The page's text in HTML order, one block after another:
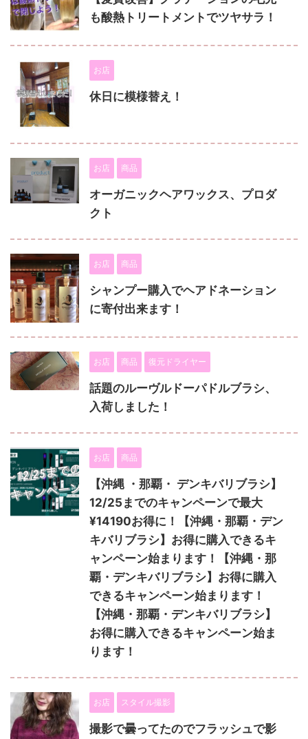
も酸熱トリートメントでツヤサラ！
お店
休日に模様替え！
お店 商品
オーガニックヘアワックス、プロダ
クト
お店 商品
シャンプー購入でヘアドネーション
に寄付出来ます！
お店 商品 復元ドライヤー
話題のルーヴルドーパドルブラシ、
入荷しました！
お店 商品
【沖縄 ・那覇・ デンキバリブラシ】
12/25までのキャンペーンで最大
¥14190お得に！【沖縄・那覇・デン
キバリブラシ】お得に購入できるキ
ャンペーン始まります！【沖縄・那
覇・デンキバリブラシ】お得に購入
できるキャンペーン始まります！
【沖縄・那覇・デンキバリブラシ】
お得に購入できるキャンペーン始ま
ります！
お店 スタイル撮影
撮影で曇ってたのでフラッシュで影